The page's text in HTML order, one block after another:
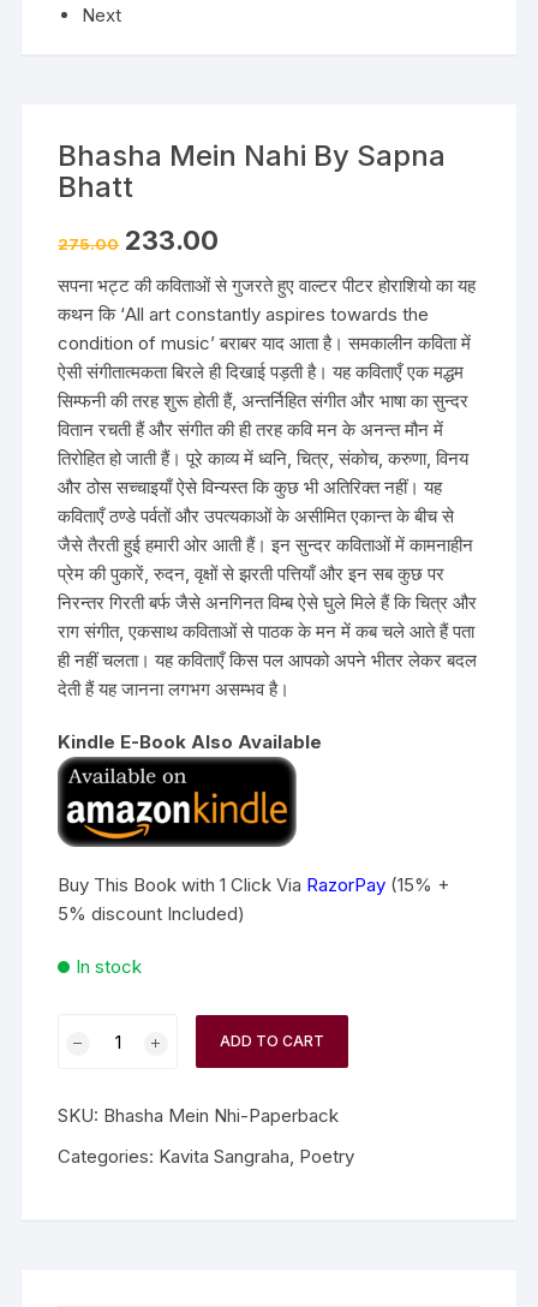
Next
Bhasha Mein Nahi By Sapna
Bhatt
275.00 233.00
सपना भट्ट की कविताओं से गुजरते हुए वाल्टर पीटर होराशियो का यह
कथन कि ‘All art constantly aspires towards the
condition of music’ बराबर याद आता है। समकालीन कविता में
ऐसी संगीतात्मकता बिरले ही दिखाई पड़ती है। यह कविताएँ एक मद्धम
सिम्फनी की तरह शुरू होती हैं, अन्तर्निहित संगीत और भाषा का सुन्दर
वितान रचती हैं और संगीत की ही तरह कवि मन के अनन्त मौन में
तिरोहित हो जाती हैं। पूरे काव्य में ध्वनि, चित्र, संकोच, करुणा, विनय
और ठोस सच्चाइयाँ ऐसे विन्यस्त कि कुछ भी अतिरिक्त नहीं। यह
कविताएँ ठण्डे पर्वतों और उपत्यकाओं के असीमित एकान्त के बीच से
जैसे तैरती हुई हमारी ओर आती हैं। इन सुन्दर कविताओं में कामनाहीन
प्रेम की पुकारें, रुदन, वृक्षों से झरती पत्तियाँ और इन सब कुछ पर
निरन्तर गिरती बर्फ जैसे अनगिनत विम्ब ऐसे घुले मिले हैं कि चित्र और
राग संगीत, एकसाथ कविताओं से पाठक के मन में कब चले आते हैं पता
ही नहीं चलता। यह कविताएँ किस पल आपको अपने भीतर लेकर बदल
देती हैं यह जानना लगभग असम्भव है।
Kindle E-Book Also Available
Buy This Book with 1 Click Via RazorPay (15% +
5% discount Included)
In stock
ADD TO CART
SKU: Bhasha Mein Nhi-Paperback
Categories: Kavita Sangraha, Poetry